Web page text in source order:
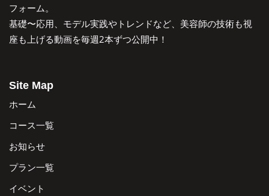
フォーム。
基礎〜応用、モデル実践やトレンドなど、美容師の技術も視
座も上げる動画を毎週2本ずつ公開中！
Site Map
ホーム
コース一覧
お知らせ
プラン一覧
イベント